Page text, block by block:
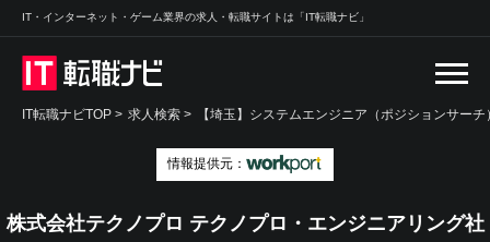
IT・インターネット・ゲーム業界の求人・転職サイトは「IT転職ナビ」
IT転職ナビTOP > 求人検索 > 【埼玉】システムエンジニア（ポジションサー
情報提供元：
株式会社テクノプロ テクノプロ・エンジニアリング社